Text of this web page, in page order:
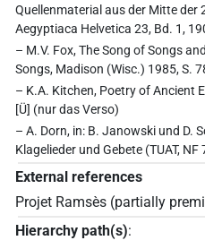
Quellenmaterial aus der Mitte der
Aegyptiaca Helvetica 23, Bd. 1,
– M.V. Fox, The Song of Songs
Songs, Madison (Wisc.) 1985, S.
– K.A. Kitchen, Poetry of Ancient
[Ü] (nur das Verso)
– A. Dorn, in: B. Janowski und D.
Klagelieder und Gebete (TUAT,
External references
Projet Ramsès (partially
Hierarchy path(s):